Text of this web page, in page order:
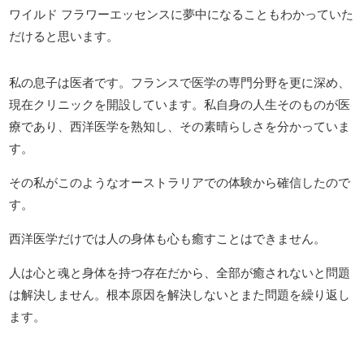
ワイルド フラワーエッセンスに夢中になることもわかっていた
だけると思います。
私の息子は医者です。フランスで医学の専門分野を更に深め、
現在クリニックを開設しています。私自身の人生そのものが医
療であり、西洋医学を熟知し、その素晴らしさを分かっていま
す。
その私がこのようなオーストラリアでの体験から確信したので
す。
西洋医学だけでは人の身体も心も癒すことはできません。
人は心と魂と身体を持つ存在だから、全部が癒されないと問題
は解決しません。根本原因を解決しないとまた問題を繰り返し
ます。